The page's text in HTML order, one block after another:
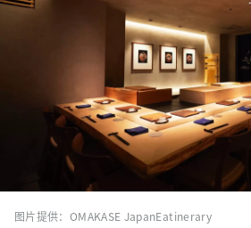
图片提供：OMAKASE JapanEatinerary